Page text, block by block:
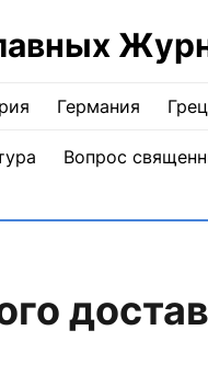
Германия
Вопрос